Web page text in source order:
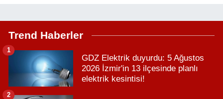
Trend Haberler
GDZ Elektrik duyurdu: 5 Ağustos
2026 İzmir'in 13 ilçesinde planlı
elektrik kesintisi!
1
2